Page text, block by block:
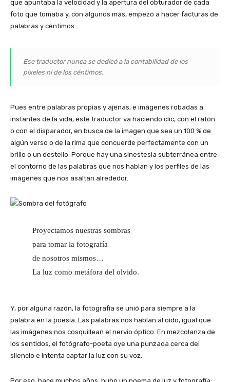
que apuntaba la velocidad y la apertura del obturador de cada
foto que tomaba y, con algunos más, empezó a hacer facturas de
palabras y céntimos.
Ese traductor nunca se dedicó a la contabilidad de los
píxeles ni de los céntimos.
Pues entre palabras propias y ajenas, e imágenes robadas a
instantes de la vida, este traductor va haciendo clic, con el ratón
o con el disparador, en busca de la imagen que sea un 100 % de
algún verso o de la rima que concuerde perfectamente con un
brillo o un destello. Porque hay una sinestesia subterránea entre
el contorno de las palabras que nos hablan y los perfiles de las
imágenes que nos asaltan alrededor.
Proyectamos nuestras sombras
para tomar la fotografía
de nosotros mismos…
La luz como metáfora del olvido.
Y, por alguna razón, la fotografía se unió para siempre a la
palabra en la poesía. Las palabras nos hablan al oído, igual que
las imágenes nos cosquillean el nervio óptico. En mezcolanza de
los sentidos, el fotógrafo-poeta oye una punzada cerca del
silencio e intenta captar la luz con su voz.